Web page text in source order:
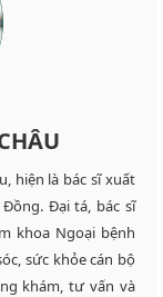
hiện là bác sĩ xuất
Đại tá, bác sĩ
khoa Ngoại bệnh
sức khỏe cán bộ
khám, tư vấn và